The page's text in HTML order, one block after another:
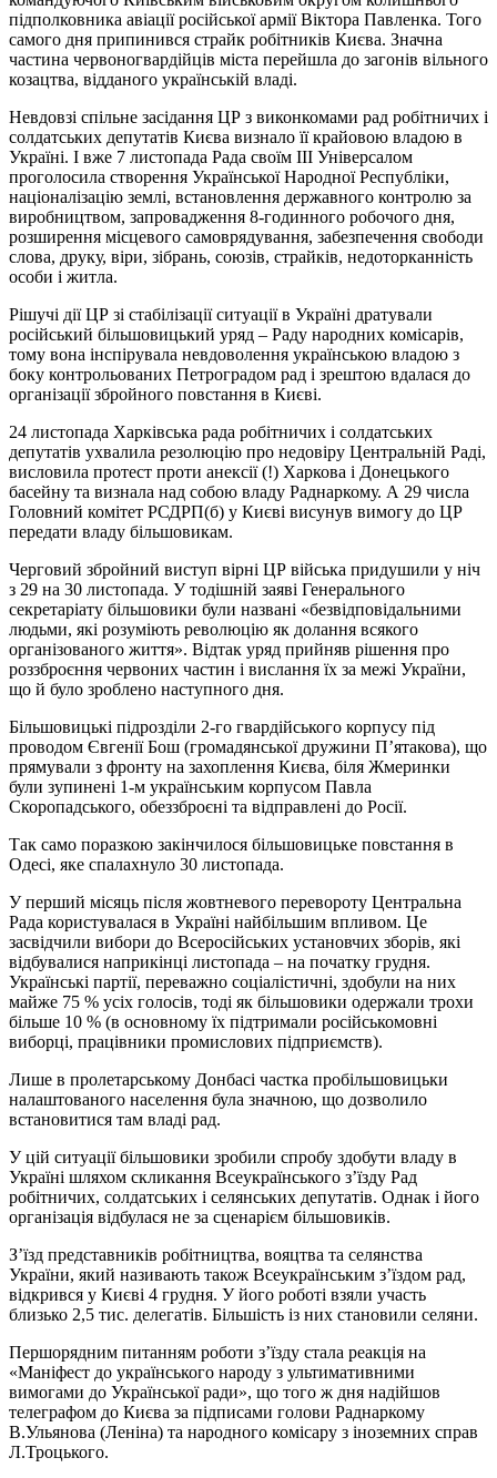
підполковника авіації російської армії Віктора Павленка. Того
самого дня припинився страйк робітників Києва. Значна
частина червоногвардійців міста перейшла до загонів вільного
козацтва, відданого українській владі.
Невдовзі спільне засідання ЦР з виконкомами рад робітничих і
солдатських депутатів Києва визнало її крайовою владою в
Україні. І вже 7 листопада Рада своїм ІІІ Універсалом
проголосила створення Української Народної Республіки,
націоналізацію землі, встановлення державного контролю за
виробництвом, запровадження 8-годинного робочого дня,
розширення місцевого самоврядування, забезпечення свободи
слова, друку, віри, зібрань, союзів, страйків, недоторканність
особи і житла.
Рішучі дії ЦР зі стабілізації ситуації в Україні дратували
російський більшовицький уряд – Раду народних комісарів,
тому вона інспірувала невдоволення українською владою з
боку контрольованих Петроградом рад і зрештою вдалася до
організації збройного повстання в Києві.
24 листопада Харківська рада робітничих і солдатських
депутатів ухвалила резолюцію про недовіру Центральній Раді,
висловила протест проти анексії (!) Харкова і Донецького
басейну та визнала над собою владу Раднаркому. А 29 числа
Головний комітет РСДРП(б) у Києві висунув вимогу до ЦР
передати владу більшовикам.
Черговий збройний виступ вірні ЦР війська придушили у ніч
з 29 на 30 листопада. У тодішній заяві Генерального
секретаріату більшовики були названі «безвідповідальними
людьми, які розуміють революцію як долання всякого
організованого життя». Відтак уряд прийняв рішення про
роззброєння червоних частин і вислання їх за межі України,
що й було зроблено наступного дня.
Більшовицькі підрозділи 2-го гвардійського корпусу під
проводом Євгенії Бош (громадянської дружини П’ятакова), що
прямували з фронту на захоплення Києва, біля Жмеринки
були зупинені 1-м українським корпусом Павла
Скоропадського, обеззброєні та відправлені до Росії.
Так само поразкою закінчилося більшовицьке повстання в
Одесі, яке спалахнуло 30 листопада.
У перший місяць після жовтневого перевороту Центральна
Рада користувалася в Україні найбільшим впливом. Це
засвідчили вибори до Всеросійських установчих зборів, які
відбувалися наприкінці листопада – на початку грудня.
Українські партії, переважно соціалістичні, здобули на них
майже 75 % усіх голосів, тоді як більшовики одержали трохи
більше 10 % (в основному їх підтримали російськомовні
виборці, працівники промислових підприємств).
Лише в пролетарському Донбасі частка пробільшовицьки
налаштованого населення була значною, що дозволило
встановитися там владі рад.
У цій ситуації більшовики зробили спробу здобути владу в
Україні шляхом скликання Всеукраїнського з’їзду Рад
робітничих, солдатських і селянських депутатів. Однак і його
організація відбулася не за сценарієм більшовиків.
З’їзд представників робітництва, вояцтва та селянства
України, який називають також Всеукраїнським з’їздом рад,
відкрився у Києві 4 грудня. У його роботі взяли участь
близько 2,5 тис. делегатів. Більшість із них становили селяни.
Першорядним питанням роботи з’їзду стала реакція на
«Маніфест до українського народу з ультимативними
вимогами до Української ради», що того ж дня надійшов
телеграфом до Києва за підписами голови Раднаркому
В.Ульянова (Леніна) та народного комісару з іноземних справ
Л.Троцького.